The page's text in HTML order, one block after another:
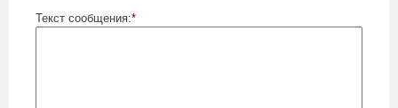
Текст сообщения:*